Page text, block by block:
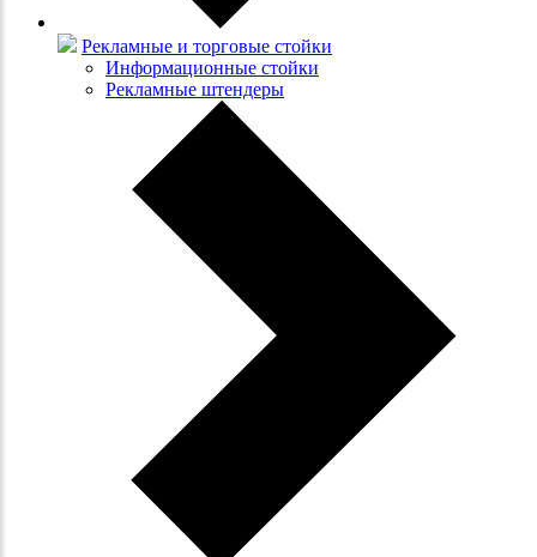
Рекламные и торговые стойки
Информационные стойки
Рекламные штендеры